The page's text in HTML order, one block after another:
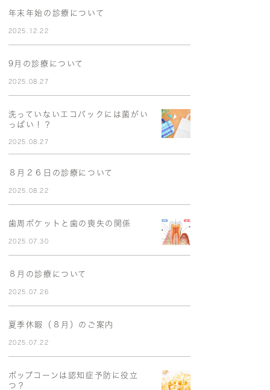
年末年始の診療について
2025.12.22
9月の診療について
2025.08.27
洗っていないエコバックには菌がい
っぱい！？
2025.08.27
８月２６日の診療について
2025.08.22
歯周ポケットと歯の喪失の関係
2025.07.30
８月の診療について
2025.07.26
夏季休暇（８月）のご案内
2025.07.22
ポップコーンは認知症予防に役立
つ？